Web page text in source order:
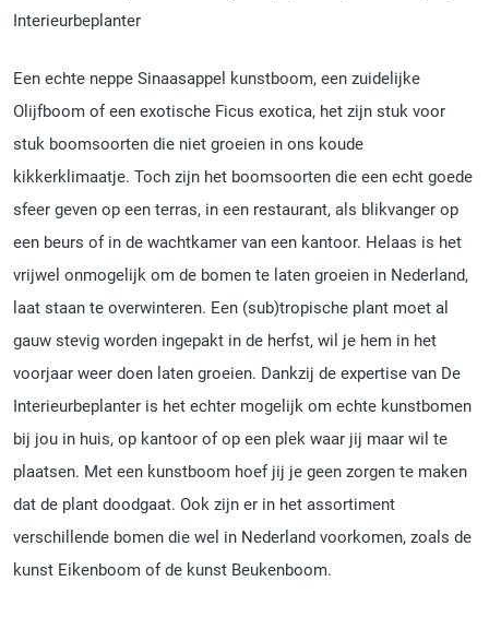
Interieurbeplanter
Een echte neppe Sinaasappel kunstboom, een zuidelijke
Olijfboom of een exotische Ficus exotica, het zijn stuk voor
stuk boomsoorten die niet groeien in ons koude
kikkerklimaatje. Toch zijn het boomsoorten die een echt goede
sfeer geven op een terras, in een restaurant, als blikvanger op
een beurs of in de wachtkamer van een kantoor. Helaas is het
vrijwel onmogelijk om de bomen te laten groeien in Nederland,
laat staan te overwinteren. Een (sub)tropische plant moet al
gauw stevig worden ingepakt in de herfst, wil je hem in het
voorjaar weer doen laten groeien. Dankzij de expertise van De
Interieurbeplanter is het echter mogelijk om echte kunstbomen
bij jou in huis, op kantoor of op een plek waar jij maar wil te
plaatsen. Met een kunstboom hoef jij je geen zorgen te maken
dat de plant doodgaat. Ook zijn er in het assortiment
verschillende bomen die wel in Nederland voorkomen, zoals de
kunst Eikenboom of de kunst Beukenboom.